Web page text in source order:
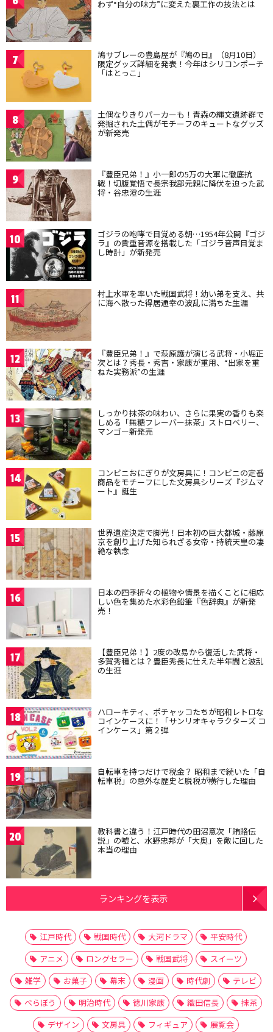
わず“自分の味方”に変えた裏工作の技法とは
7 鳩サブレーの豊島屋が『鳩の日』（8月10日）
限定グッズ詳細を発表！今年はシリコンポーチ
「はとっこ」
8 土偶なりきりパーカーも！青森の縄文遺跡群で
発掘された土偶がモチーフのキュートなグッズ
が新発売
9 『豊臣兄弟！』小一郎の5万の大軍に徹底抗
戦！切腹覚悟で長宗我部元親に降伏を迫った武
将・谷忠澄の生涯
10 ゴジラの咆哮で目覚める朝…1954年公開『ゴジ
ラ』の貴重音源を搭載した「ゴジラ音声目覚ま
し時計」が新発売
11 村上水軍を率いた戦国武将！幼い弟を支え、共
に海へ散った得居通幸の波乱に満ちた生涯
12 『豊臣兄弟！』で萩原護が演じる武将・小堀正
次とは？秀長・秀吉・家康が重用、“出家を重
ねた実務派”の生涯
13 しっかり抹茶の味わい、さらに果実の香りも楽
しめる「無糖フレーバー抹茶」ストロベリー、
マンゴー新発売
14 コンビニおにぎりが文房具に！コンビニの定番
商品をモチーフにした文房具シリーズ『ジムマ
ート』誕生
15 世界遺産決定で脚光！日本初の巨大都城・藤原
京を創り上げた知られざる女帝・持統天皇の凄
絶な執念
16 日本の四季折々の植物や情景を描くことに相応
しい色を集めた水彩色鉛筆『色辞典』が新発
売！
17 【豊臣兄弟！】2度の改易から復活した武将・
多賀秀種とは？豊臣秀長に仕えた半年間と波乱
の生涯
18 ハローキティ、ポチャッコたちが昭和レトロな
コインケースに！「サンリオキャラクターズ コ
インケース」第２弾
19 自転車を持つだけで税金？ 昭和まで続いた「自
転車税」の意外な歴史と脱税が横行した理由
20 教科書と違う！江戸時代の田沼意次「賄賂伝
説」の嘘と、水野忠邦が「大奥」を敵に回した
本当の理由
ランキングを表示
江戸時代 戦国時代 大河ドラマ
平安時代
アニメ
ロングセラー 戦国武将
スイーツ
雑学
お菓子 幕末 漫画 時代劇
テレビ
べらぼう
明治時代 徳川家康 織田信長
抹茶
デザイン
文房具 フィギュア
展覧会